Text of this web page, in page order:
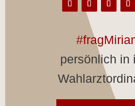
persönlich in